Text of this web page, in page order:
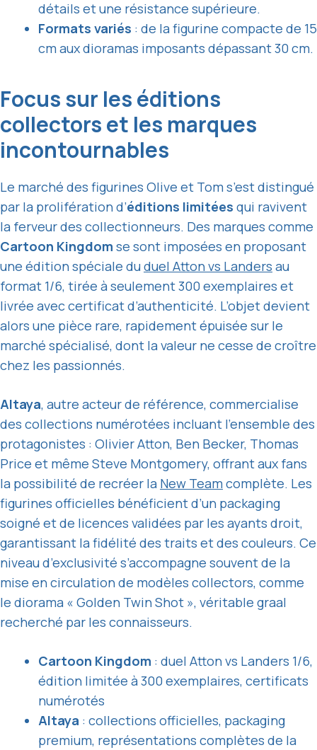
détails et une résistance supérieure.
Formats variés : de la figurine compacte de 15
cm aux dioramas imposants dépassant 30 cm.
Focus sur les éditions
collectors et les marques
incontournables
Le marché des figurines Olive et Tom s’est distingué
par la prolifération d’éditions limitées qui ravivent
la ferveur des collectionneurs. Des marques comme
Cartoon Kingdom se sont imposées en proposant
une édition spéciale duduel Atton vs Landers au
format 1/6, tirée à seulement 300 exemplaires et
livrée avec certificat d’authenticité. L’objet devient
alors une pièce rare, rapidement épuisée sur le
marché spécialisé, dont la valeur ne cesse de croître
chez les passionnés.
Altaya, autre acteur de référence, commercialise
des collections numérotées incluant l’ensemble des
protagonistes : Olivier Atton, Ben Becker, Thomas
Price et même Steve Montgomery, offrant aux fans
la possibilité de recréer la New Teamcomplète. Les
figurines officielles bénéficient d’un packaging
soigné et de licences validées par les ayants droit,
garantissant la fidélité des traits et des couleurs. Ce
niveau d’exclusivité s’accompagne souvent de la
mise en circulation de modèles collectors, comme
le diorama « Golden Twin Shot », véritable graal
recherché par les connaisseurs.
Cartoon Kingdom : duel Atton vs Landers 1/6,
édition limitée à 300 exemplaires, certificats
numérotés
Altaya : collections officielles, packaging
premium, représentations complètes de la